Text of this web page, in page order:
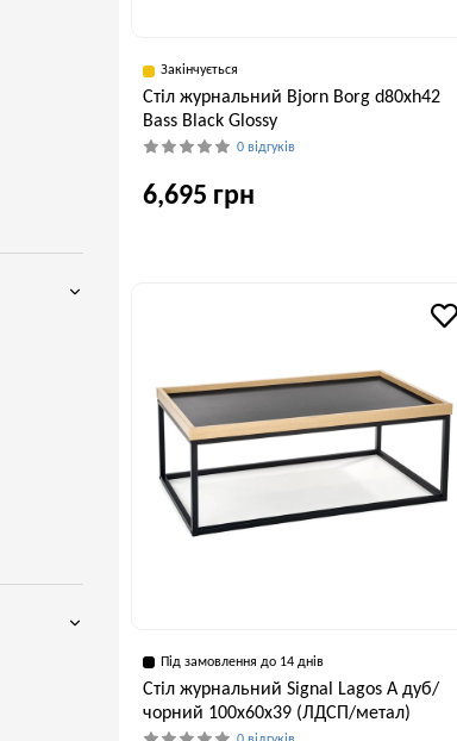
Закінчується
Стіл журнальний Bjorn Borg d80хh42
Bass Black Glossy
0 відгуків
6,695 грн
42 см
Під замовлення до 14 днів
Стіл журнальний Signal Lagos A дуб/
чорний 100x60x39 (ЛДСП/метал)